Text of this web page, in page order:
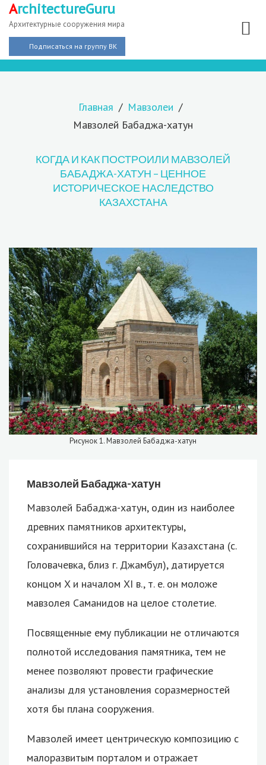
ArchitectureGuru
Архитектурные сооружения мира
Подписаться на группу ВК
Главная
Мавзолеи
Мавзолей Бабаджа-хатун
КОГДА И КАК ПОСТРОИЛИ МАВЗОЛЕЙ
БАБАДЖА-ХАТУН – ЦЕННОЕ
ИСТОРИЧЕСКОЕ НАСЛЕДСТВО
КАЗАХСТАНА
Рисунок 1. Мавзолей Бабаджа-хатун
Мавзолей Бабаджа-хатун
Мавзолей Бабаджа-хатун, один из наиболее
древних памятников архитектуры,
сохранившийся на территории Казахстана (с.
Головачевка, близ г. Джамбул), датируется
концом X и началом XI в., т. е. он моложе
мавзолея Саманидов на целое столетие.
Посвященные ему публикации не отличаются
полнотой исследования памятника, тем не
менее позволяют провести графические
анализы для установления соразмерностей
хотя бы плана сооружения.
Мавзолей имеет центрическую композицию с
малоразвитым порталом и отражает